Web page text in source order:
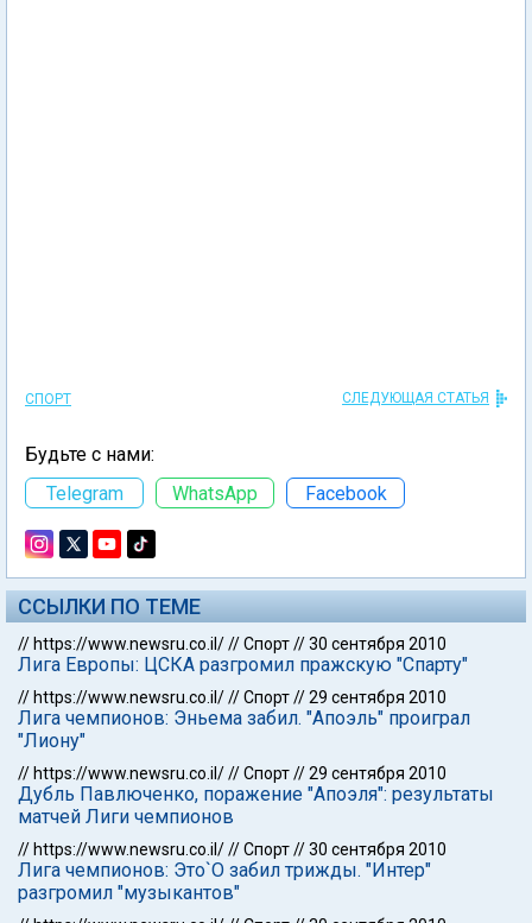
СПОРТ СЛЕДУЮЩАЯ СТАТЬЯ
Будьте с нами:
Telegram
WhatsApp Facebook
ССЫЛКИ ПО ТЕМЕ
// https://www.newsru.co.il///Спорт//30 сентября 2010
Лига Европы: ЦСКА разгромил пражскую "Спарту"
// https://www.newsru.co.il///Спорт//29 сентября 2010
Лига чемпионов: Эньема забил. "Апоэль" проиграл
"Лиону"
// https://www.newsru.co.il///Спорт//29 сентября 2010
Дубль Павлюченко, поражение "Апоэля": результаты
матчей Лиги чемпионов
// https://www.newsru.co.il///Спорт//30 сентября 2010
Лига чемпионов: Это`О забил трижды. "Интер"
разгромил "музыкантов"